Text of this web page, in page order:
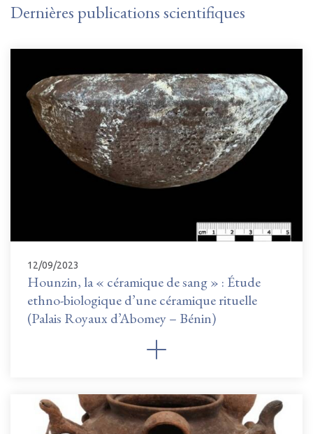
Dernières publications scientifiques
12/09/2023
Hounzin, la « céramique de sang » : Étude
ethno-biologique d’une céramique rituelle
(Palais Royaux d’Abomey – Bénin)